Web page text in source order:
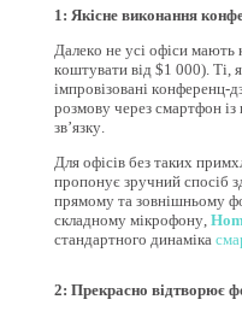
1: Якісне виконання
Далеко не усі офіси
коштувати від $1 000). Ті,
імпровізовані конференц-
розмову через смартфон
зв’язку.
Для офісів без таких
пропонує зручний спосіб
прямому та зовнішньому
складному мікрофону,
стандартного динаміка
2: Прекрасно відтворює